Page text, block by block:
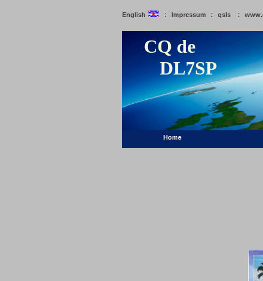
English : Impressum : qsls :
CQ de
DL7SP
Home